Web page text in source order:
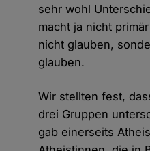
sehr wohl
macht ja nicht
nicht glauben,
glauben.
Wir stellten fest,
drei Gruppen
gab einerseits